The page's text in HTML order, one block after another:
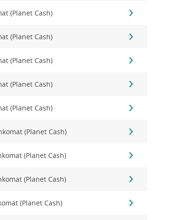
(Planet Cash)
(Planet Cash)
(Planet Cash)
(Planet Cash)
(Planet Cash)
(Planet Cash)
(Planet Cash)
(Planet Cash)
(Planet Cash)